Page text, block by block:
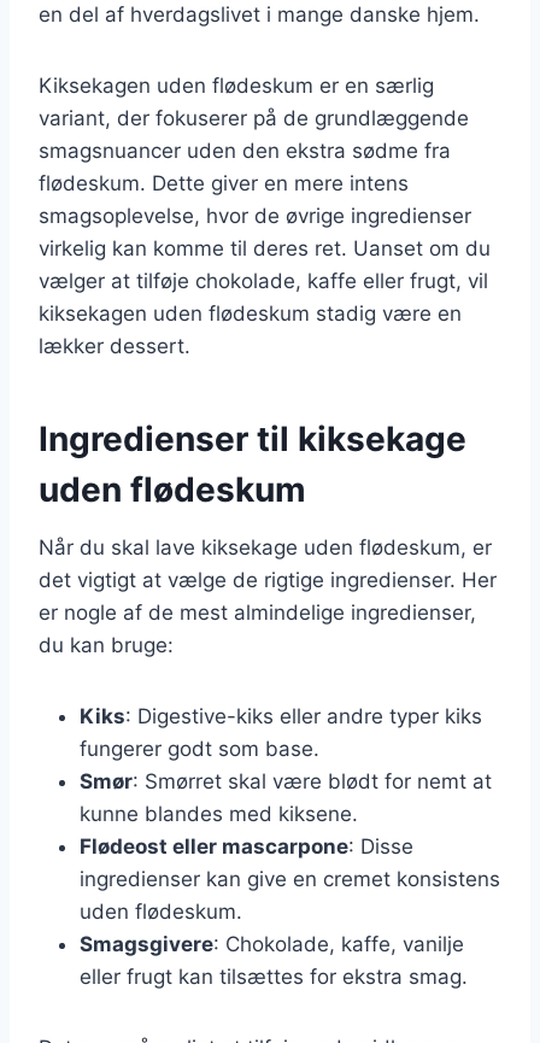
en del af hverdagslivet i mange danske hjem.
Kiksekagen uden flødeskum er en særlig
variant, der fokuserer på de grundlæggende
smagsnuancer uden den ekstra sødme fra
flødeskum. Dette giver en mere intens
smagsoplevelse, hvor de øvrige ingredienser
virkelig kan komme til deres ret. Uanset om du
vælger at tilføje chokolade, kaffe eller frugt, vil
kiksekagen uden flødeskum stadig være en
lækker dessert.
Ingredienser til kiksekage
uden flødeskum
Når du skal lave kiksekage uden flødeskum, er
det vigtigt at vælge de rigtige ingredienser. Her
er nogle af de mest almindelige ingredienser,
du kan bruge:
Kiks: Digestive-kiks eller andre typer kiks
fungerer godt som base.
Smør: Smørret skal være blødt for nemt at
kunne blandes med kiksene.
Flødeost eller mascarpone: Disse
ingredienser kan give en cremet konsistens
uden flødeskum.
Smagsgivere: Chokolade, kaffe, vanilje
eller frugt kan tilsættes for ekstra smag.